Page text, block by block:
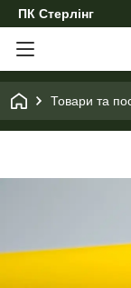
ПК Стерлінг
Товари та